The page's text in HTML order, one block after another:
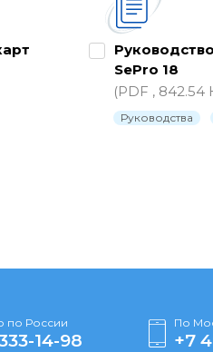
SePro 18
(PDF , 842.54
Руководства
по России
14-98
По
+7